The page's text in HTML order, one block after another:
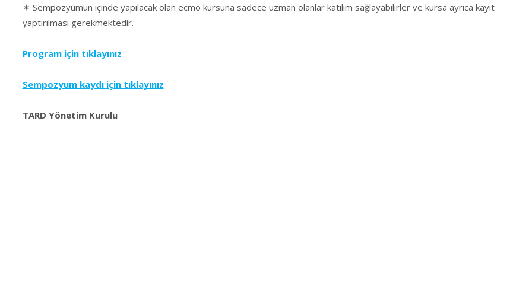
✶ Sempozyumun içinde yapılacak olan ecmo kursuna sadece uzman olanlar katılım sağlayabilirler ve kursa ayrıca kayıt
yaptırılması gerekmektedir.
Program için tıklayınız
Sempozyum kaydı için tıklayınız
TARD Yönetim Kurulu